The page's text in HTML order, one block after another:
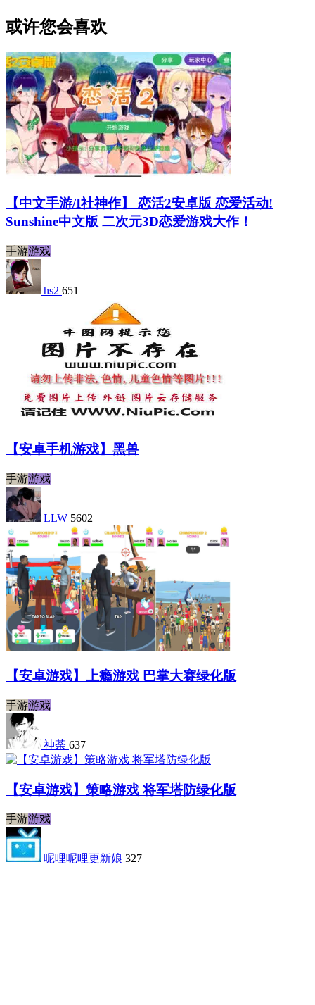
或许您会喜欢
【中文手游/I社神作】 恋活2安卓版 恋爱活动!
Sunshine中文版 二次元3D恋爱游戏大作！
手游游戏
hs2 651
【安卓手机游戏】黑兽
手游游戏
LLW 5602
【安卓游戏】上瘾游戏 巴掌大赛绿化版
手游游戏
神荼 637
【安卓游戏】策略游戏 将军塔防绿化版
手游游戏
呢哩呢哩更新娘 327